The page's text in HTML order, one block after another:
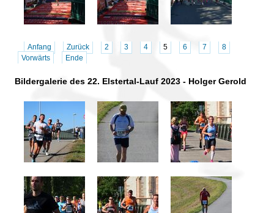
Anfang Zurück 2 3 4 5 6 7
8
Vorwärts
Ende
Bildergalerie des 22. Elstertal-Lauf 2023 - Holger Gerold